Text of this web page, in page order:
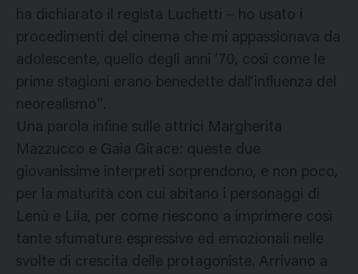
ha dichiarato il regista Luchetti – ho usato i
procedimenti del cinema che mi appassionava da
adolescente, quello degli anni ’70, così come le
prime stagioni erano benedette dall’influenza del
neorealismo”.
Una parola infine sulle attrici Margherita
Mazzucco e Gaia Girace: queste due
giovanissime interpreti sorprendono, e non poco,
per la maturità con cui abitano i personaggi di
Lenù e Lila, per come riescono a imprimere così
tante sfumature espressive ed emozionali nelle
svolte di crescita delle protagoniste. Arrivano a